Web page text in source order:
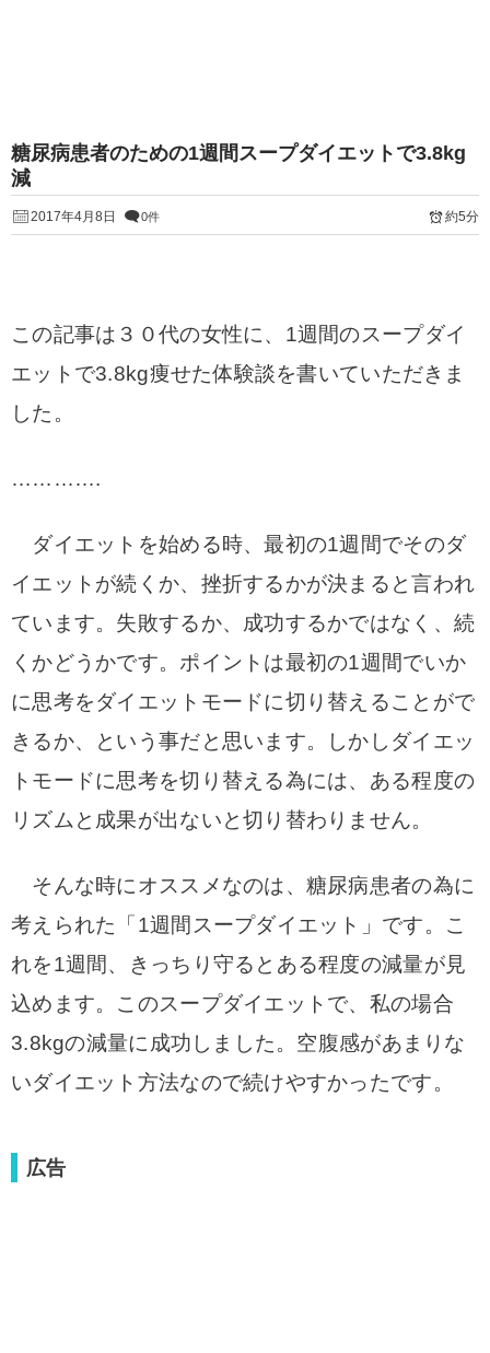
糖尿病患者のための1週間スープダイエットで3.8kg
減
2017年4月8日 0件 約5分
この記事は３０代の女性に、1週間のスープダイ
エットで3.8kg痩せた体験談を書いていただきま
した。
………….
ダイエットを始める時、最初の1週間でそのダ
イエットが続くか、 挫折するかが決まると言われ
ています。失敗するか、成功するかではなく、続
くかどうかです。 ポイントは最初の1週間でいか
に思考をダイエットモードに切り替えることがで
きるか、という事だと思います。
しかしダイエッ
トモードに思考を切り替える為には、ある程度の
リズムと成果が出ないと切り替わりません。
そんな時にオススメなのは、糖尿病患者の為に
考えられた「1週間スープダイエット」です。こ
れを1週間、きっちり守るとある程度の減量が見
込めます。このスープダイエットで、私の場合
3.8kgの減量に成功しました。空腹感があまりな
いダイエット方法なので続けやすかったです。
広告